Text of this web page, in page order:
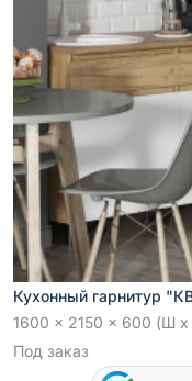
Кухонный гарнитур
1600 x 2150 x 600 (Ш x
Под заказ